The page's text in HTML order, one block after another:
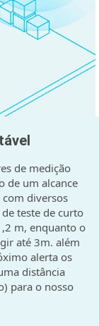
de medição
de um alcance
diversos
teste de curto
m, enquanto o
até 3m. além
alerta os
distância
para o nosso